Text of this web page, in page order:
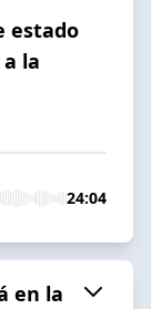
estado
la
24:04
en la